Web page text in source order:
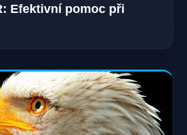
Efektivní pomoc při